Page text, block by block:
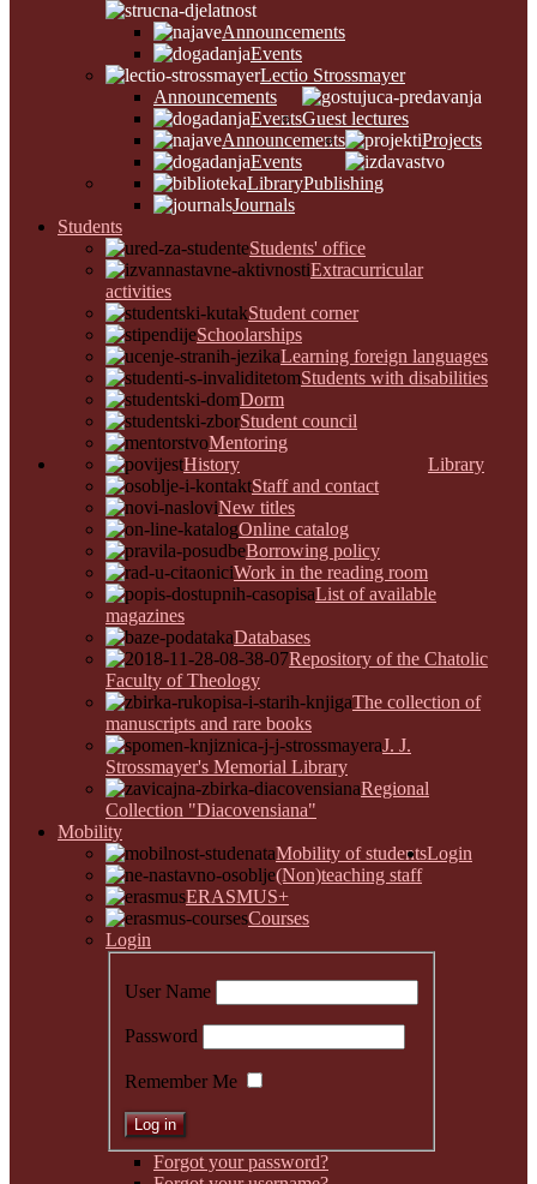
Announcements
Events
Lectio Strossmayer
Announcements
EventsGuest lectures
Announcements
Events
Projects
Publishing
Library
Journals
Students
Students' office
Extracurricular
activities
Student corner
Schoolarships
Learning foreign languages
Students with disabilities
Dorm
Student council
Mentoring
Library
History
Staff and contact
New titles
Online catalog
Borrowing policy
Work in the reading room
List of available
magazines
Databases
Repository of the Chatolic
Faculty of Theology
The collection of
manuscripts and rare books
J. J.
Strossmayer's Memorial Library
Regional
Collection "Diacovensiana"
Mobility
Mobility of students
(Non)teaching staff
ERASMUS+
Courses
Login
Login
User Name
Password
Remember Me
Forgot your password?